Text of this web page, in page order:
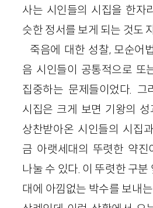
사는 시인들의 시집을 한자
슷한 정서를 보게 되는 것도
죽음에 대한 성찰, 모순어
음 시인들이 공통적으로 또
집중하는 문제들이었다. 그
시집은 크게 보면 기왕의
상찬받아온 시인들의 시집
금 아랫세대의 뚜렷한 약진
나눌 수 있다. 이 뚜렷한 구분
대에 아낌없는 박수를 보내